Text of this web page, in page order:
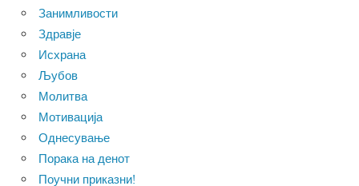
Занимливости
Здравје
Исхрана
Љубов
Молитва
Мотивација
Однесување
Порака на денот
Поучни приказни!